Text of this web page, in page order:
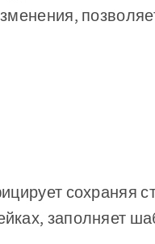
сохраняя
заполняет